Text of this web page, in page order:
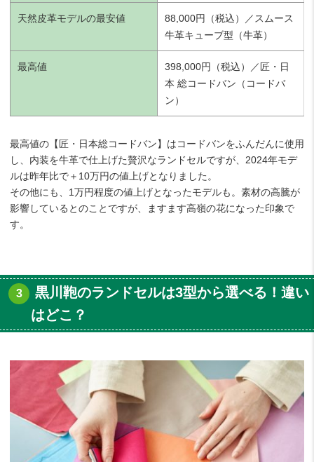
天然皮革モデルの最安値
88,000円（税込）／スムース
牛革キューブ型（牛革）
最高値
398,000円（税込）／匠・日
本 総コードバン（コードバ
ン）
最高値の【匠・日本総コードバン】はコードバンをふんだんに使用
し、内装を牛革で仕上げた贅沢なランドセルですが、2024年モデ
ルは昨年比で＋10万円の値上げとなりました。
その他にも、1万円程度の値上げとなったモデルも。素材の高騰が
影響しているとのことですが、ますます高嶺の花になった印象で
す。
黒川鞄のランドセルは3型から選べる！違い
はどこ？